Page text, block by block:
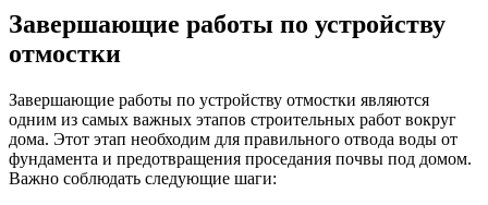
Завершающие работы по устройству
отмостки
Завершающие работы по устройству отмостки являются
одним из самых важных этапов строительных работ вокруг
дома. Этот этап необходим для правильного отвода воды от
фундамента и предотвращения проседания почвы под домом.
Важно соблюдать следующие шаги: